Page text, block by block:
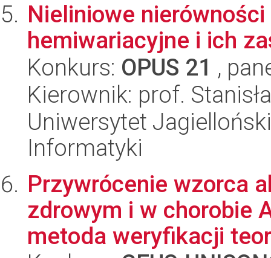
Nieliniowe
hemiwariacyjne i ich
Konkurs: OPUS 21 ,
Kierownik: prof.
Uniwersytet
Informatyki
Przywrócenie wzorca
zdrowym i w chorobie
metoda weryfikacji